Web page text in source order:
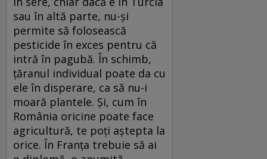
sau în altă parte, nu-şi
permite să folosească
pesticide în exces pentru că
intră în pagubă. În schimb,
ţăranul individual poate da cu
ele în disperare, ca să nu-i
moară plantele. Şi, cum în
România oricine poate face
agricultură, te poţi aştepta la
orice. În Franţa trebuie să ai